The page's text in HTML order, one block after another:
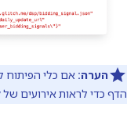
הערה: אם כלי הפיתוח
הדף כדי לראות אירועים של